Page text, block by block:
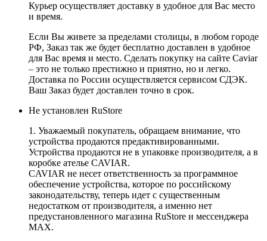
Курьер осуществляет доставку в удобное для Вас место
и время.
Если Вы живете за пределами столицы, в любом городе
РФ, Заказ так же будет бесплатно доставлен в удобное
для Вас время и место. Сделать покупку на сайте Caviar
– это не только престижно и приятно, но и легко.
Доставка по России осуществляется сервисом СДЭК.
Ваш Заказ будет доставлен точно в срок.
Не установлен RuStore
1. Уважаемый покупатель, обращаем внимание, что
устройства продаются предактивированными.
Устройства продаются не в упаковке производителя, а в
коробке ателье CAVIAR.
CAVIAR не несет ответственность за программное
обеспечение устройства, которое по российскому
законодательству, теперь идет с существенным
недостатком от производителя, а именно нет
предустановленного магазина RuStore и мессенджера
MAX.